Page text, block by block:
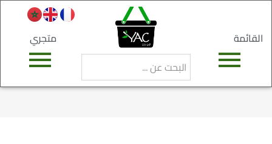
القائمة متجري